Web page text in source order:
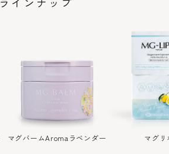
ラインナップ
マグバームAromaラベンダー マグリ